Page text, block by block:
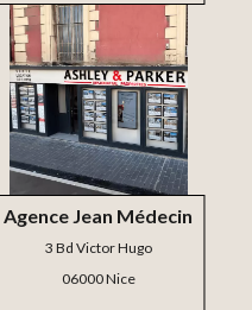
Agence Jean Médecin
3 Bd Victor Hugo
06000 Nice